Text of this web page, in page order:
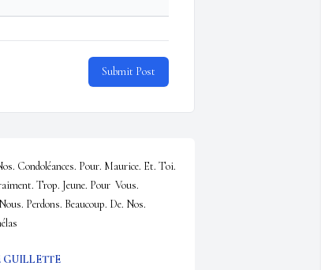
Submit Post
Condoléances. Pour. Maurice. Et. Toi.
Trop. Jeune. Pour  Vous.
Perdons. Beaucoup. De. Nos.
GUILLETTE